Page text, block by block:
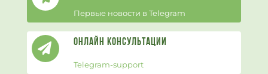
Первые новости в Telegram
Онлайн Консультации
Telegram-support